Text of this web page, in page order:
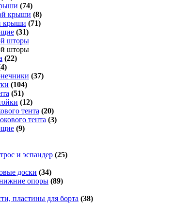
(74)
крыши (8)
крыши (71)
(31)
шторы
шторы
(22)
(37)
(104)
(51)
(12)
тента (20)
тента (3)
(9)
и эспандер (25)
доски (34)
опоры (89)
пластины для борта (38)